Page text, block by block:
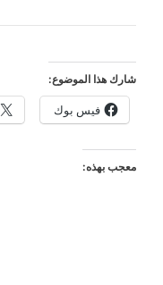
شارك هذا الموضوع:
فيس بوك
معجب بهذه: